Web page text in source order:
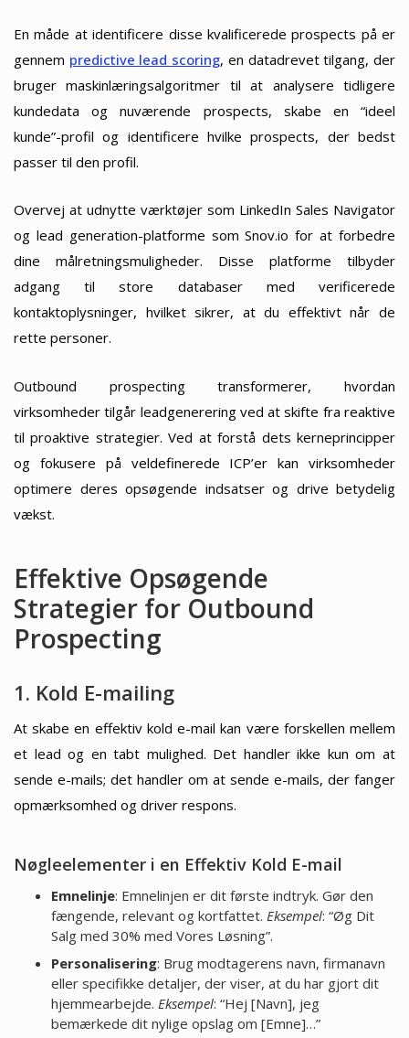
En måde at identificere disse kvalificerede prospects på er
gennem predictive lead scoring, en datadrevet tilgang, der
bruger maskinlæringsalgoritmer til at analysere tidligere
kundedata og nuværende prospects, skabe en “ideel
kunde”-profil og identificere hvilke prospects, der bedst
passer til den profil.
Overvej at udnytte værktøjer som LinkedIn Sales Navigator
og lead generation-platforme som Snov.io for at forbedre
dine målretningsmuligheder. Disse platforme tilbyder
adgang til store databaser med verificerede
kontaktoplysninger, hvilket sikrer, at du effektivt når de
rette personer.
Outbound prospecting transformerer, hvordan
virksomheder tilgår leadgenerering ved at skifte fra reaktive
til proaktive strategier. Ved at forstå dets kerneprincipper
og fokusere på veldefinerede ICP’er kan virksomheder
optimere deres opsøgende indsatser og drive betydelig
vækst.
Effektive Opsøgende
Strategier for Outbound
Prospecting
1. Kold E-mailing
At skabe en effektiv kold e-mail kan være forskellen mellem
et lead og en tabt mulighed. Det handler ikke kun om at
sende e-mails; det handler om at sende e-mails, der fanger
opmærksomhed og driver respons.
Nøgleelementer i en Effektiv Kold E-mail
Emnelinje: Emnelinjen er dit første indtryk. Gør den
fængende, relevant og kortfattet. Eksempel: “Øg Dit
Salg med 30% med Vores Løsning”.
Personalisering: Brug modtagerens navn, firmanavn
eller specifikke detaljer, der viser, at du har gjort dit
hjemmearbejde. Eksempel: “Hej [Navn], jeg
bemærkede dit nylige opslag om [Emne]…”